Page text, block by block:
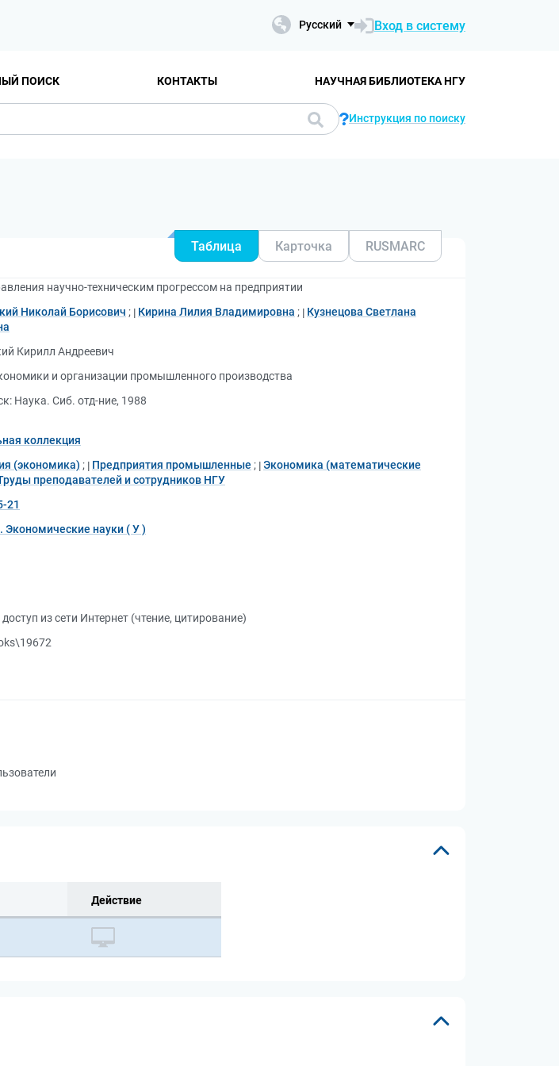
Русский Вход в систему
ПОИСК КОНТАКТЫ НАУЧНАЯ БИБЛИОТЕКА НГУ
Инструкция по поиску
Таблица Карточка RUSMARC
научно-техническим прогрессом на предприятии
Николай Борисович ; Кирина Лилия Владимировна ;
Кузнецова Светлана
Кирилл Андреевич
и организации промышленного производства
Наука. Сиб. отд-ние, 1988
коллекция
(экономика) ; Предприятия промышленные ; Экономика (математические
преподавателей и сотрудников НГУ
21
Экономические науки ( У )
из сети Интернет (чтение, цитирование)
Действие